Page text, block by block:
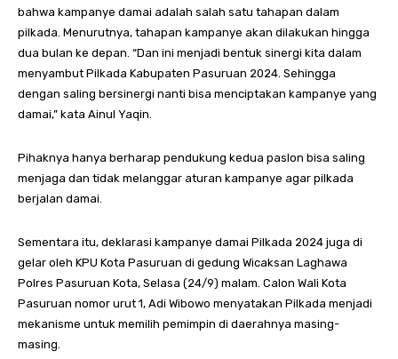
bahwa kampanye damai adalah salah satu tahapan dalam
pilkada. Menurutnya, tahapan kampanye akan dilakukan hingga
dua bulan ke depan. “Dan ini menjadi bentuk sinergi kita dalam
menyambut Pilkada Kabupaten Pasuruan 2024. Sehingga
dengan saling bersinergi nanti bisa menciptakan kampanye yang
damai,” kata Ainul Yaqin.
Pihaknya hanya berharap pendukung kedua paslon bisa saling
menjaga dan tidak melanggar aturan kampanye agar pilkada
berjalan damai.
Sementara itu, deklarasi kampanye damai Pilkada 2024 juga di
gelar oleh KPU Kota Pasuruan di gedung Wicaksan Laghawa
Polres Pasuruan Kota, Selasa (24/9) malam. Calon Wali Kota
Pasuruan nomor urut 1, Adi Wibowo menyatakan Pilkada menjadi
mekanisme untuk memilih pemimpin di daerahnya masing-
masing.